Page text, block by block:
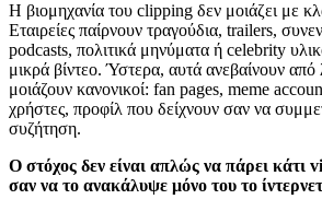
Η βιομηχανία του clipping δεν μοιάζει με
Εταιρείες παίρνουν τραγούδια, trailers,
podcasts, πολιτικά μηνύματα ή celebrity
μικρά βίντεο. Ύστερα, αυτά ανεβαίνουν
μοιάζουν κανονικοί: fan pages, meme
χρήστες, προφίλ που δείχνουν σαν να
συζήτηση.
Ο στόχος δεν είναι απλώς να πάρει κάτι
σαν να το ανακάλυψε μόνο του το